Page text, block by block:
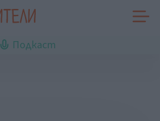
Подкаст